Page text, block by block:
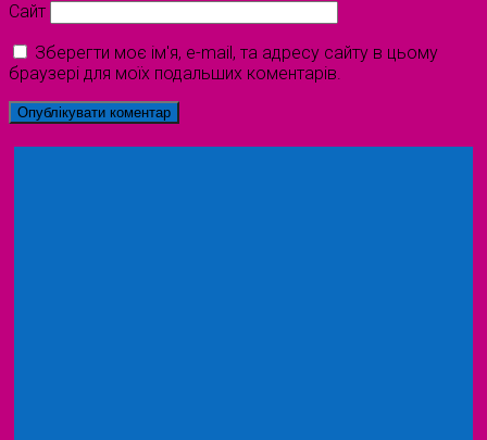
Сайт
Зберегти моє ім'я, e-mail, та адресу сайту в цьому
браузері для моїх подальших коментарів.